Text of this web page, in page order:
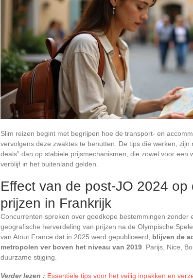
Slim reizen begint met begrijpen hoe de transport- en
vervolgens deze zwaktes te benutten. De tips die werken, zijn
deals” dan op stabiele prijsmechanismen, die zowel voor een
verblijf in het buitenland gelden.
Effect van de post-JO 2024 op
prijzen in Frankrijk
Concurrenten spreken over goedkope bestemmingen zonder
geografische herverdeling van prijzen na de Olympische
van Atout France dat in 2025 werd gepubliceerd, blijven de
metropolen ver boven het niveau van 2019 . Parijs, Nice,
duurzame stijging.
Verder lezen : Essentiële tips voor het veilig inpakken en